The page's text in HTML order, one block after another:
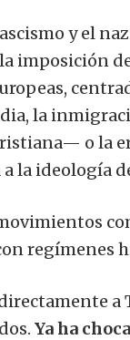
y el
imposición
la
o la
la ideología
regímenes
Ya ha